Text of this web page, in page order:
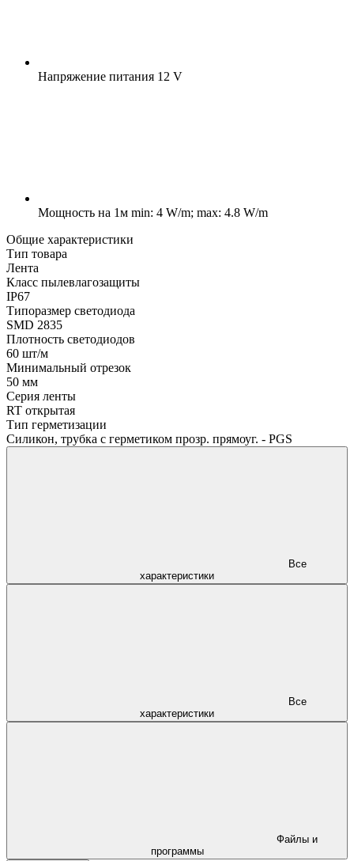
Напряжение питания 12 V
Мощность на 1м min: 4 W/m; max: 4.8 W/m
Общие характеристики
Тип товара
Лента
Класс пылевлагозащиты
IP67
Типоразмер светодиода
SMD 2835
Плотность светодиодов
60 шт/м
Минимальный отрезок
50 мм
Серия ленты
RT открытая
Тип герметизации
Силикон, трубка с герметиком прозр. прямоуг. - PGS
характеристики
характеристики
программы